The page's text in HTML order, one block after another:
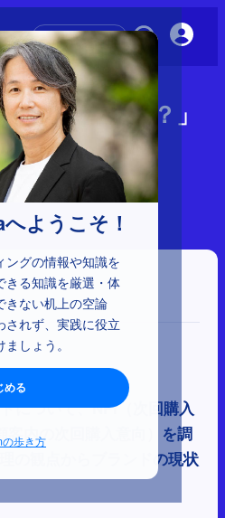
ようこそ！
ングの情報や知識を
きる知識を厳選・体
きない机上の空論
されず、実践に役立
しょう。
める
歩き方
初めての方へ
うかどうか？」
析方法
について、NPI（次回購入
客内の次回購入意向）を調
の観点からブランドの現状